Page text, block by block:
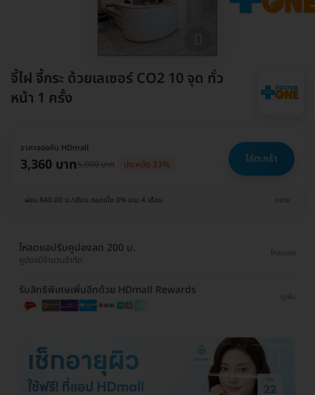
จี้ไฝ จี้กระ ด้วยเลเซอร์ CO2 10 จุด ทั่ว
หน้า 1 ครั้ง
ราคาจองกับ HDmall
3,360 บาท5,000 บาท ประหยัด 33% ใส่ตะกร้า
ผ่อน 840.00 บ./เดือน ดอกเบี้ย 0% นาน 4 เดือน ขยาย
โหลดแอปรับคูปองลด 200 บ.
คูปองมีจำนวนจำกัด
โหลดเลย
รับสิทธิพิเศษเพิ่มอีกด้วย HDmall Rewards
ดูเพิ่ม